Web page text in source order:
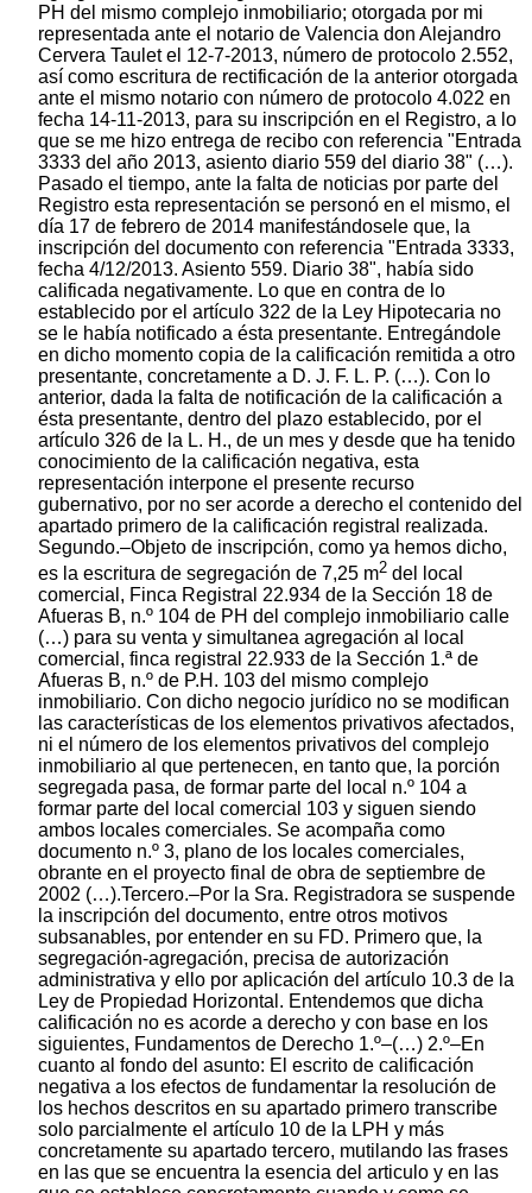
PH del mismo complejo inmobiliario; otorgada por mi
representada ante el notario de Valencia don Alejandro
Cervera Taulet el 12-7-2013, número de protocolo 2.552,
así como escritura de rectificación de la anterior otorgada
ante el mismo notario con número de protocolo 4.022 en
fecha 14-11-2013, para su inscripción en el Registro, a lo
que se me hizo entrega de recibo con referencia "Entrada
3333 del año 2013, asiento diario 559 del diario 38" (…).
Pasado el tiempo, ante la falta de noticias por parte del
Registro esta representación se personó en el mismo, el
día 17 de febrero de 2014 manifestándosele que, la
inscripción del documento con referencia "Entrada 3333,
fecha 4/12/2013. Asiento 559. Diario 38", había sido
calificada negativamente. Lo que en contra de lo
establecido por el artículo 322 de la Ley Hipotecaria no
se le había notificado a ésta presentante. Entregándole
en dicho momento copia de la calificación remitida a otro
presentante, concretamente a D. J. F. L. P. (…). Con lo
anterior, dada la falta de notificación de la calificación a
ésta presentante, dentro del plazo establecido, por el
artículo 326 de la L. H., de un mes y desde que ha tenido
conocimiento de la calificación negativa, esta
representación interpone el presente recurso
gubernativo, por no ser acorde a derecho el contenido del
apartado primero de la calificación registral realizada.
Segundo.–Objeto de inscripción, como ya hemos dicho,
es la escritura de segregación de 7,25 m2 del local
comercial, Finca Registral 22.934 de la Sección 18 de
Afueras B, n.º 104 de PH del complejo inmobiliario calle
(…) para su venta y simultanea agregación al local
comercial, finca registral 22.933 de la Sección 1.ª de
Afueras B, n.º de P.H. 103 del mismo complejo
inmobiliario. Con dicho negocio jurídico no se modifican
las características de los elementos privativos afectados,
ni el número de los elementos privativos del complejo
inmobiliario al que pertenecen, en tanto que, la porción
segregada pasa, de formar parte del local n.º 104 a
formar parte del local comercial 103 y siguen siendo
ambos locales comerciales. Se acompaña como
documento n.º 3, plano de los locales comerciales,
obrante en el proyecto final de obra de septiembre de
2002 (…).Tercero.–Por la Sra. Registradora se suspende
la inscripción del documento, entre otros motivos
subsanables, por entender en su FD. Primero que, la
segregación-agregación, precisa de autorización
administrativa y ello por aplicación del artículo 10.3 de la
Ley de Propiedad Horizontal. Entendemos que dicha
calificación no es acorde a derecho y con base en los
siguientes, Fundamentos de Derecho 1.º–(…) 2.º–En
cuanto al fondo del asunto: El escrito de calificación
negativa a los efectos de fundamentar la resolución de
los hechos descritos en su apartado primero transcribe
solo parcialmente el artículo 10 de la LPH y más
concretamente su apartado tercero, mutilando las frases
en las que se encuentra la esencia del articulo y en las